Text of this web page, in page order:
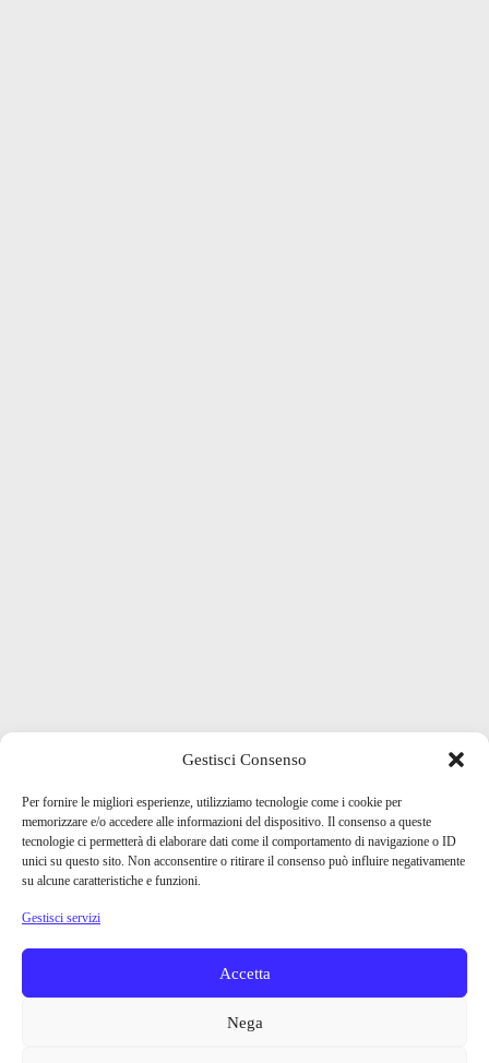
Gestisci Consenso
Per fornire le migliori esperienze, utilizziamo tecnologie come i cookie per
memorizzare e/o accedere alle informazioni del dispositivo. Il consenso a queste
tecnologie ci permetterà di elaborare dati come il comportamento di navigazione o ID
unici su questo sito. Non acconsentire o ritirare il consenso può influire negativamente
su alcune caratteristiche e funzioni.
Gestisci servizi
Accetta
Nega